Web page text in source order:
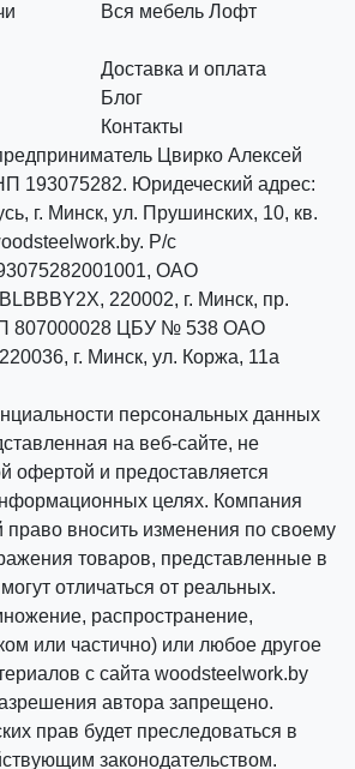
Вся мебель Лофт
Доставка и оплата
Блог
Контакты
Цвирко Алексей
193075282. Юридеческий адрес:
г. Минск, ул. Прушинских, 10, кв.
Р/с
ОАО
220002, г. Минск, пр.
807000028 ЦБУ № 538 ОАО
г. Минск, ул. Коржа, 11а
персональных данных
на веб-сайте, не
офертой и предоставляется
целях. Компания
право вносить изменения по своему
товаров, представленные в
отличаться от реальных.
распространение,
или частично) или любое другое
с сайта woodsteelwork.by
автора запрещено.
прав будет преследоваться в
законодательством.